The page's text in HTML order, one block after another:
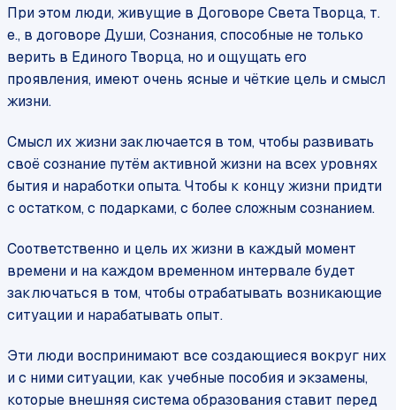
При этом люди, живущие в Договоре Света Творца, т.
е., в договоре Души, Сознания, способные не только
верить в Единого Творца, но и ощущать его
проявления, имеют очень ясные и чёткие цель и смысл
жизни.
Смысл их жизни заключается в том, чтобы развивать
своё сознание путём активной жизни на всех уровнях
бытия и наработки опыта. Чтобы к концу жизни придти
с остатком, с подарками, с более сложным сознанием.
Соответственно и цель их жизни в каждый момент
времени и на каждом временном интервале будет
заключаться в том, чтобы отрабатывать возникающие
ситуации и нарабатывать опыт.
Эти люди воспринимают все создающиеся вокруг них
и с ними ситуации, как учебные пособия и экзамены,
которые внешняя система образования ставит перед